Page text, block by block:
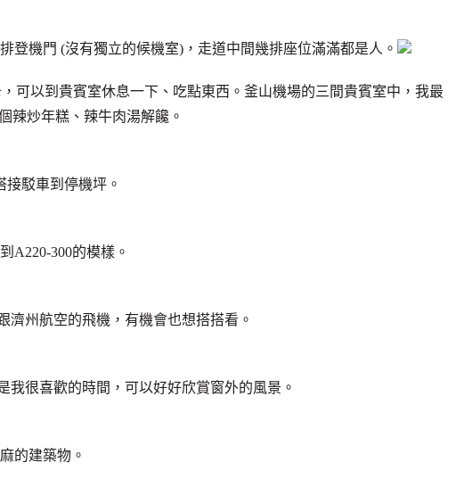
登機門 (沒有獨立的候機室)，走道中間幾排座位滿滿都是人。
可以到貴賓室休息一下、吃點東西。釜山機場的三間貴賓室中，我最
辣炒年糕、辣牛肉湯解饞。
駁車到停機坪。
A220-300的模樣。
濟州航空的飛機，有機會也想搭搭看。
我很喜歡的時間，可以好好欣賞窗外的風景。
的建築物。